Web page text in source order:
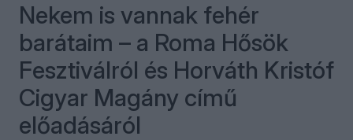
Nekem is vannak fehér
barátaim – a Roma Hősök
Fesztiválról és Horváth Kristóf
Cigyar Magány című
előadásáról